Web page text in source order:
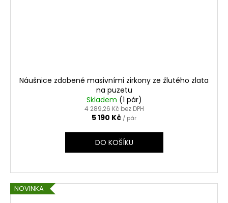
Náušnice zdobené masivními zirkony ze žlutého zlata
na puzetu
Skladem (1 pár)
4 289,26 Kč bez DPH
5 190 Kč / pár
DO KOŠÍKU
NOVINKA